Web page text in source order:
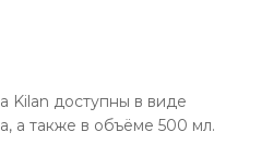
Kilan доступны в виде
а также в объёме 500 мл.